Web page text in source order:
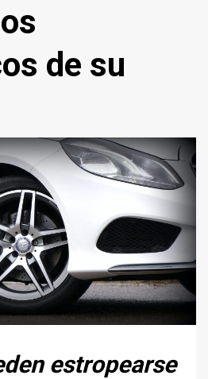
de su
estropearse